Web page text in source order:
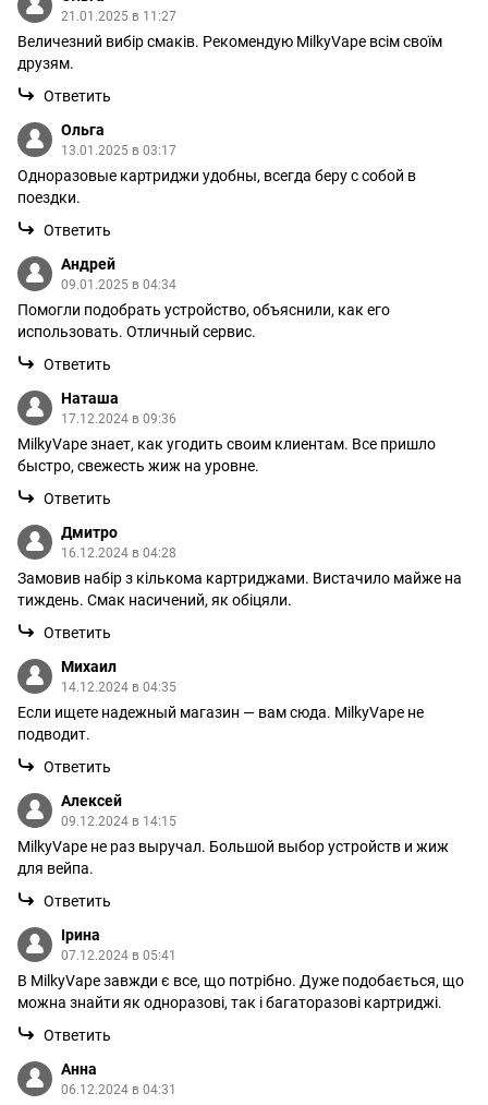
21.01.2025 в 11:27
Величезний вибір смаків. Рекомендую MilkyVape всім своїм
друзям.
Ответить
Ольга
13.01.2025 в 03:17
Одноразовые картриджи удобны, всегда беру с собой в
поездки.
Ответить
Андрей
09.01.2025 в 04:34
Помогли подобрать устройство, объяснили, как его
использовать. Отличный сервис.
Ответить
Наташа
17.12.2024 в 09:36
MilkyVape знает, как угодить своим клиентам. Все пришло
быстро, свежесть жиж на уровне.
Ответить
Дмитро
16.12.2024 в 04:28
Замовив набір з кількома картриджами. Вистачило майже на
тиждень. Смак насичений, як обіцяли.
Ответить
Михаил
14.12.2024 в 04:35
Если ищете надежный магазин — вам сюда. MilkyVape не
подводит.
Ответить
Алексей
09.12.2024 в 14:15
MilkyVape не раз выручал. Большой выбор устройств и жиж
для вейпа.
Ответить
Ірина
07.12.2024 в 05:41
В MilkyVape завжди є все, що потрібно. Дуже подобається, що
можна знайти як одноразові, так і багаторазові картриджі.
Ответить
Анна
06.12.2024 в 04:31